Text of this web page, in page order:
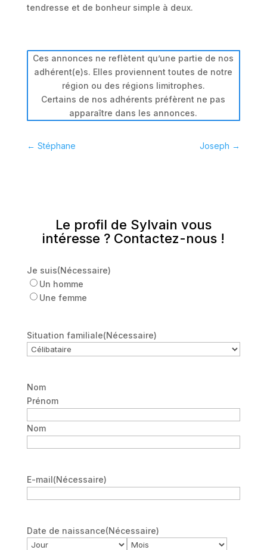
tendresse et de bonheur simple à deux.
Ces annonces ne reflètent qu’une partie de nos
adhérent(e)s. Elles proviennent toutes de notre
région ou des régions limitrophes.
Certains de nos adhérents préfèrent ne pas
apparaître dans les annonces.
← Stéphane Joseph →
Le profil de Sylvain vous
intéresse ? Contactez-nous !
Je suis(Nécessaire)
Un homme
Une femme
Situation familiale(Nécessaire)
Nom
Prénom
Nom
E-mail(Nécessaire)
Date de naissance(Nécessaire)
Jour
Mois